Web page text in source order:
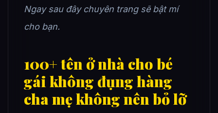
Ngay sau đây chuyên trang sẽ bật mí
cho bạn.
100+ tên ở nhà cho bé
gái không đụng hàng
cha mẹ không nên bỏ lỡ